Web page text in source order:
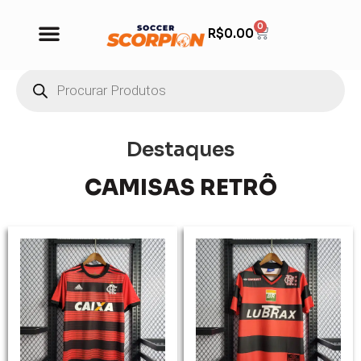
R$0.00 0
Destaques
CAMISAS RETRÔ